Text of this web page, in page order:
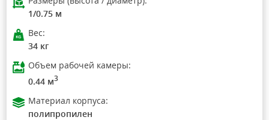
1/0.75 м
Вес:
34 кг
Объем рабочей камеры:
0.44 м3
Материал корпуса:
полипропилен